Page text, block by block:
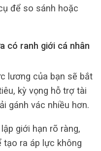
để so sánh hoặc
có ranh giới cá nhân
lương của bạn sẽ bắt
kỳ vọng hỗ trợ tài
gánh vác nhiều hơn.
giới hạn rõ ràng,
ra áp lực không